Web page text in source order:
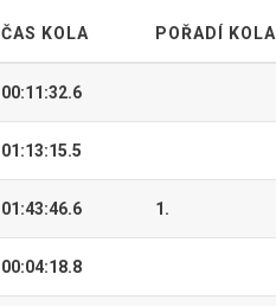
ČAS KOLA POŘADÍ KOLA
00:11:32.6
01:13:15.5
01:43:46.6 1.
00:04:18.8